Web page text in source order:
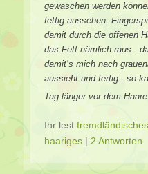
gewaschen werden
fettig aussehen:
damit durch die offenen
das Fett nämlich raus..
damit’s mich nach
aussieht und fertig.. so
Tag länger vor dem
Ihr lest fremdländisches
haariges | 2 Antworten